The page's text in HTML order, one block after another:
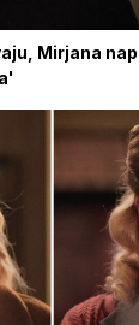
Mirjana